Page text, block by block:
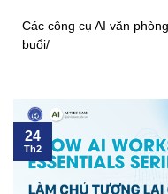
Các công cụ AI văn
buổi/
24
Th2